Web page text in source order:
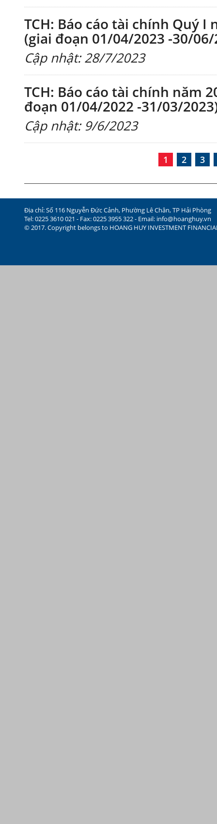
TCH: Báo cáo tài chính Quý I
(giai đoạn 01/04/2023 -30/06/
Cập nhật: 28/7/2023
TCH: Báo cáo tài chính năm
đoạn 01/04/2022 -31/03/
Cập nhật: 9/6/2023
1 2 3
Địa chỉ: Số 116 Nguyễn Đức Cảnh, Phường Lê Chân, TP Hải Phòng
Tel: 0225 3610 021 - Fax: 0225 3955 322 - Email: info@hoanghuy.vn
© 2017. Copyright belongs to HOANG HUY INVESTMENT FINANCIAL